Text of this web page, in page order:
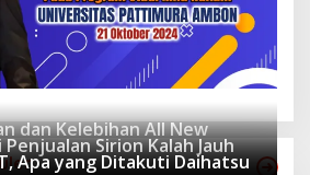
dan Kelebihan All New
Sirion Kalah Jauh
Apa yang Ditakuti Daihatsu